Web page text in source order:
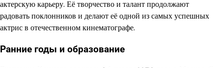
актерскую карьеру. Её творчество и талант продолжают
радовать поклонников и делают её одной из самых успешных
актрис в отечественном кинематографе.
Ранние годы и образование